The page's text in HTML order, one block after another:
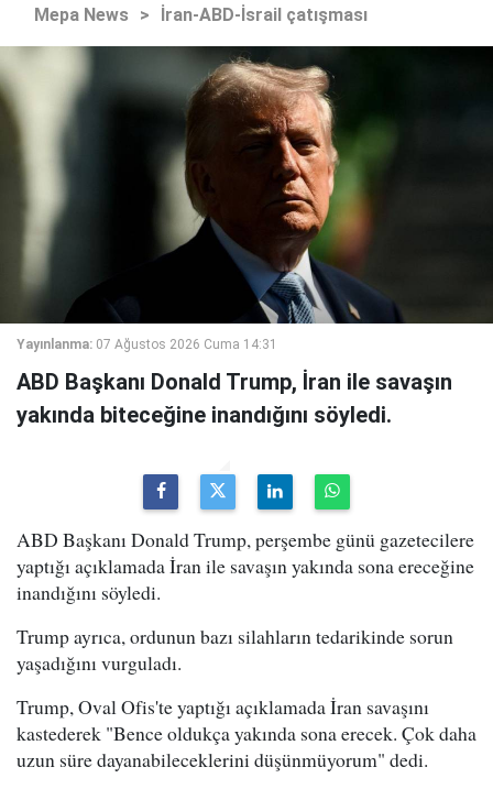
Mepa News > İran-ABD-İsrail çatışması
Yayınlanma: 07 Ağustos 2026 Cuma 14:31
ABD Başkanı Donald Trump, İran ile savaşın
yakında biteceğine inandığını söyledi.
ABD Başkanı Donald Trump, perşembe günü gazetecilere
yaptığı açıklamada İran ile savaşın yakında sona ereceğine
inandığını söyledi.
Trump ayrıca, ordunun bazı silahların tedarikinde sorun
yaşadığını vurguladı.
Trump, Oval Ofis'te yaptığı açıklamada İran savaşını
kastederek "Bence oldukça yakında sona erecek. Çok daha
uzun süre dayanabileceklerini düşünmüyorum" dedi.